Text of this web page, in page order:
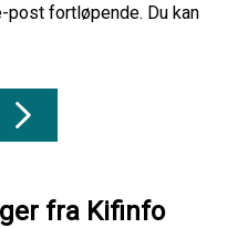
fortløpende. Du kan
fra Kifinfo